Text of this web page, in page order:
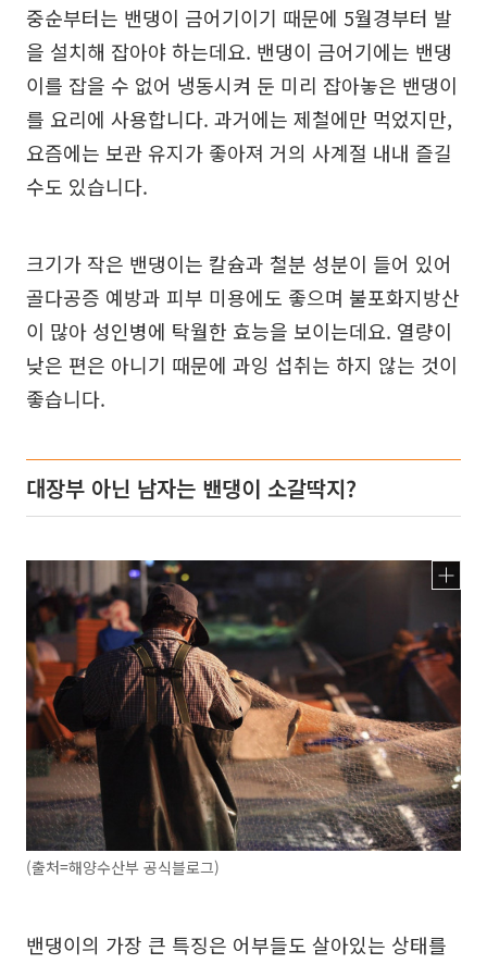
중순부터는 밴댕이 금어기이기 때문에 5월경부터 발
을 설치해 잡아야 하는데요. 밴댕이 금어기에는 밴댕
이를 잡을 수 없어 냉동시켜 둔 미리 잡아놓은 밴댕이
를 요리에 사용합니다. 과거에는 제철에만 먹었지만,
요즘에는 보관 유지가 좋아져 거의 사계절 내내 즐길
수도 있습니다.
크기가 작은 밴댕이는 칼슘과 철분 성분이 들어 있어
골다공증 예방과 피부 미용에도 좋으며 불포화지방산
이 많아 성인병에 탁월한 효능을 보이는데요. 열량이
낮은 편은 아니기 때문에 과잉 섭취는 하지 않는 것이
좋습니다.
대장부 아닌 남자는 밴댕이 소갈딱지?
(출처=해양수산부 공식블로그)
밴댕이의 가장 큰 특징은 어부들도 살아있는 상태를